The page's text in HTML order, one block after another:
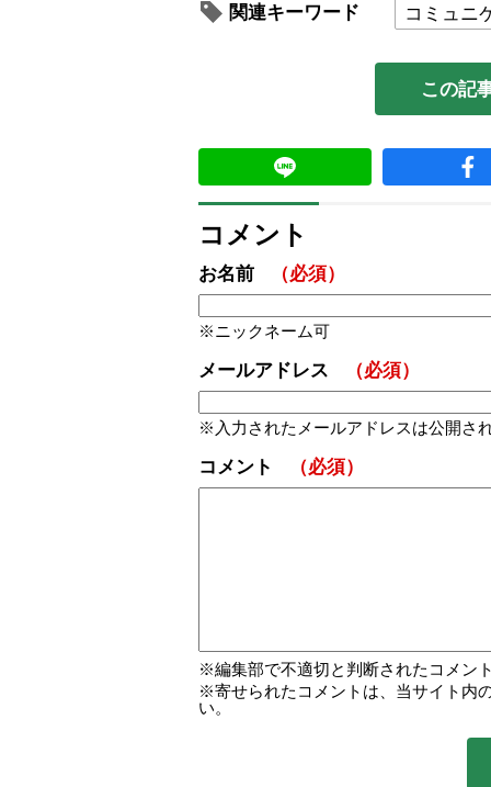
関連キーワード コミュニ
この記
コメント
お名前 （必須）
ニックネーム可
メールアドレス （必須）
入力されたメールアドレスは公開さ
コメント （必須）
編集部で不適切と判断されたコメン
寄せられたコメントは、当サイト内
い。